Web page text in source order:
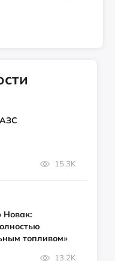
15.3K
Новак:
топливом»
13.2K